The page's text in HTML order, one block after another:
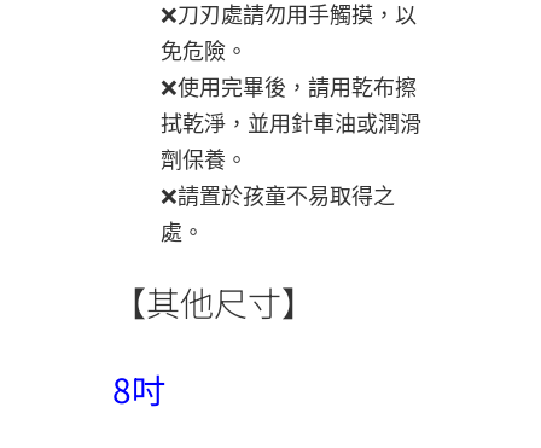
❌刀刃處請勿用手觸摸，以
免危險。
❌使用完畢後，請用乾布擦
拭乾淨，並用針車油或潤滑
劑保養。
❌請置於孩童不易取得之
處。
【其他尺寸】
8吋